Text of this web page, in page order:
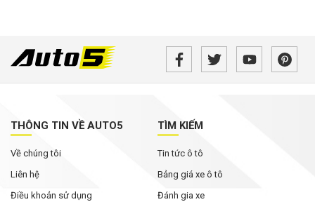
THÔNG TIN VỀ AUTO5
Về chúng tôi
Liên hệ
Điều khoản sử dụng
TÌM KIẾM
Tin tức ô tô
Bảng giá xe ô tô
Đánh gia xe